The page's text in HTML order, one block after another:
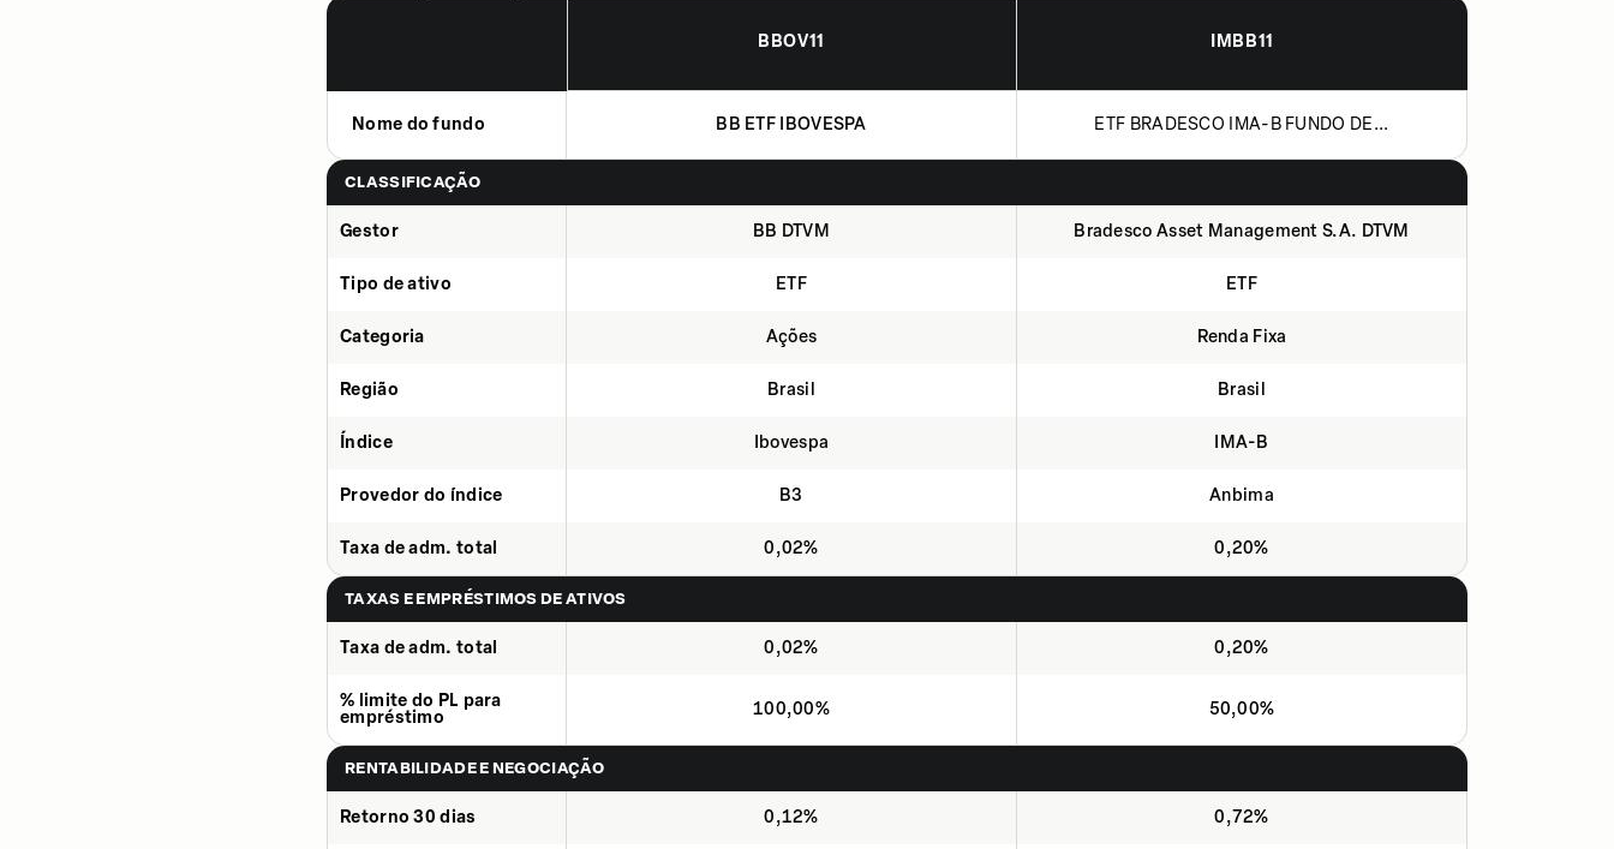
BBOV11 IMBB11
Nome do fundo BB ETF IBOVESPA ETF BRADESCO IMA-B FUNDO DE...
CLASSIFICAÇÃO
Gestor BB DTVM Bradesco Asset Management S.A. DTVM
Tipo de ativo ETF ETF
Categoria Ações Renda Fixa
Região Brasil Brasil
Índice Ibovespa IMA-B
Provedor do índice B3 Anbima
Taxa de adm. total 0,02% 0,20%
TAXAS E EMPRÉSTIMOS DE ATIVOS
Taxa de adm. total 0,02% 0,20%
% limite do PL para
empréstimo
100,00% 50,00%
RENTABILIDADE E NEGOCIAÇÃO
Retorno 30 dias 0,12% 0,72%